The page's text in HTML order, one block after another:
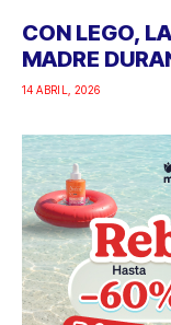
CON LEGO,
MADRE
14 ABRIL, 2026